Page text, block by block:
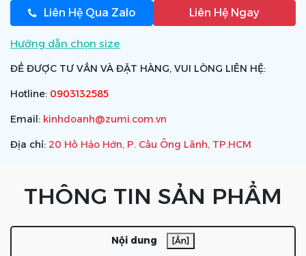
Liên Hệ Qua Zalo Liên Hệ Ngay
Hướng dẫn chọn size
ĐỂ ĐƯỢC TƯ VẤN VÀ ĐẶT HÀNG, VUI LÒNG LIÊN HỆ:
Hotline: 0903132585
Email: kinhdoanh@zumi.com.vn
Địa chỉ: 20 Hồ Hảo Hớn, P. Cầu Ông Lãnh, TP.HCM
THÔNG TIN SẢN PHẨM
Nội dung [Ẩn]